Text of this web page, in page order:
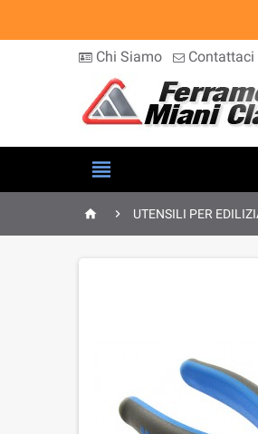
Chi Siamo Contattaci

  UTENSILI PER